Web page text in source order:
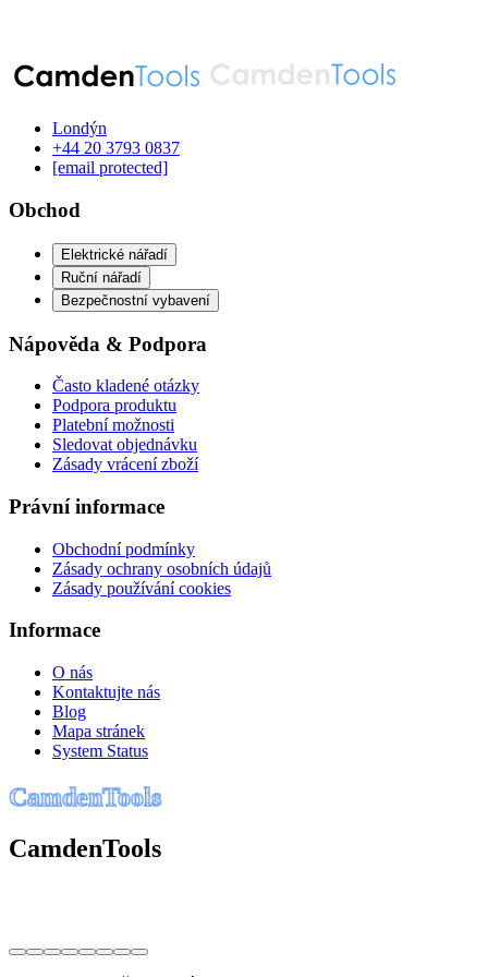
Londýn
‪+44 20 3793 0837‬
[email protected]
Obchod
Elektrické nářadí
Ruční nářadí
Bezpečnostní vybavení
Nápověda & Podpora
Často kladené otázky
Podpora produktu
Platební možnosti
Sledovat objednávku
Zásady vrácení zboží
Právní informace
Obchodní podmínky
Zásady ochrany osobních údajů
Zásady používání cookies
Informace
O nás
Kontaktujte nás
Blog
Mapa stránek
System Status
CamdenTools
CamdenTools